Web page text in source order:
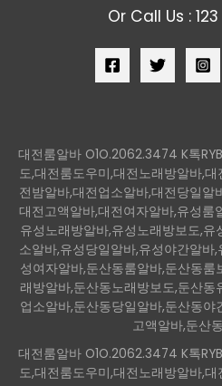
Or Call Us :
대전룸알바 O1O.2062.3474 K톡
도,대전룸도우미,대전노래방알바,
전밤알바,대전업소알바,대전당일알
대전고액알바,대전여자알바,유성룸
유성노래방알바,유성노래방보도,유
소알바,유성당일알바,유성야간알바
성여자알바,둔산동룸알바,둔산동
래방알바,둔산동노래방보도,둔산
업소알바,둔산동당일알바,둔산동
고액알바,둔산
대전룸알바 O1O.2062.3474 K톡
도,대전룸도우미,대전노래방알바,